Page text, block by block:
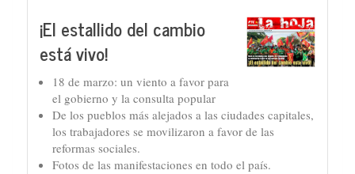
¡El estallido del cambio
está vivo!
18 de marzo: un viento a favor para
el gobierno y la consulta popular
De los pueblos más alejados a las ciudades capitales,
los trabajadores se movilizaron a favor de las
reformas sociales.
Fotos de las manifestaciones en todo el país.